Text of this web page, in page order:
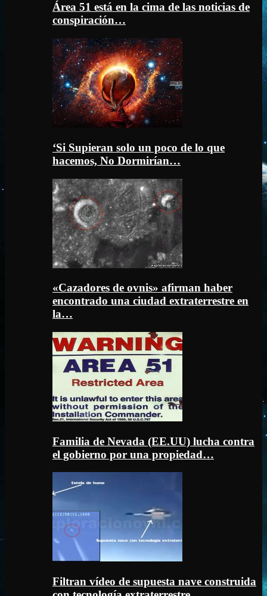
Área 51 está en la cima de las noticias de
conspiración…
‘Si Supieran solo un poco de lo que
hacemos, No Dormirían…
«Cazadores de ovnis» afirman haber
encontrado una ciudad extraterrestre en
la…
Familia de Nevada (EE.UU) lucha contra
el gobierno por una propiedad…
Filtran vídeo de supuesta nave construida